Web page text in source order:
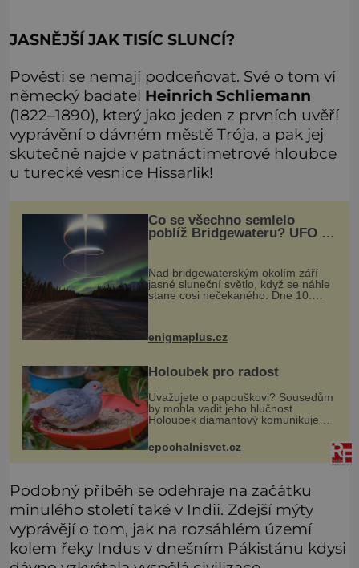
JASNĚJŠÍ JAK TISÍC SLUNCÍ?
Pověsti se nemají podceňovat. Své o tom ví
německý badatel Heinrich Schliemann
(1822–1890), který jako jeden z prvních uvěří
vyprávění o dávném městě Trója, a pak jej
skutečně najde v patnáctimetrové hloubce
u turecké vesnice Hissarlik!
Co se všechno semlelo
poblíž Bridgewateru? UFO na
Nad bridgewaterským okolím září
jasné sluneční světlo, když se náhle
stane cosi nečekaného. Dne 10.
května roku 1760 v deset hodin
přeletu UFO
enigmaplus.cz
Holoubek pro radost
Uvažujete o papouškovi? Sousedům
by mohla vadit jeho hlučnost.
Holoubek diamantový komunikuje
roztomilý a hodí se i pro chovatele
začátečníky. Jedná se o nenároč
epochalnisvet.cz
Podobný příběh se odehraje na začátku
minulého století také v Indii. Zdejší mýty
vyprávějí o tom, jak na rozsáhlém území
kolem řeky Indus v dnešním Pákistánu kdysi